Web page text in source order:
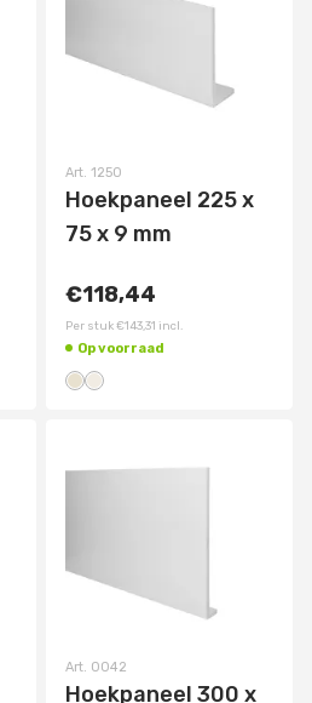
Art. 1250
Hoekpaneel 225 x
75 x 9 mm
€118,44
Per stuk€143,31 incl.
Op voorraad
Art. 0042
Hoekpaneel 300 x